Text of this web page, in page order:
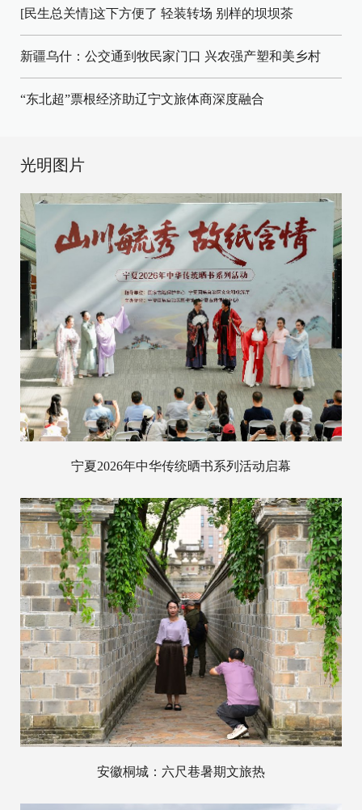
[民生总关情]这下方便了 轻装转场 别样的坝坝茶
新疆乌什：公交通到牧民家门口 兴农强产塑和美乡村
“东北超”票根经济助辽宁文旅体商深度融合
光明图片
宁夏2026年中华传统晒书系列活动启幕
安徽桐城：六尺巷暑期文旅热